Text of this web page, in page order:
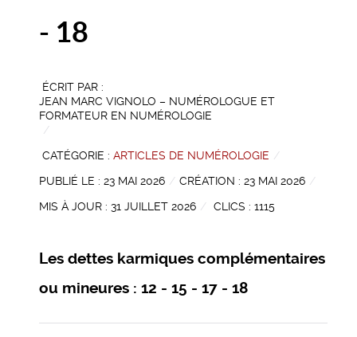
- 18
ÉCRIT PAR :
JEAN MARC VIGNOLO – NUMÉROLOGUE ET
FORMATEUR EN NUMÉROLOGIE
CATÉGORIE : ARTICLES DE NUMÉROLOGIE
PUBLIÉ LE : 23 MAI 2026
CRÉATION : 23 MAI 2026
MIS À JOUR : 31 JUILLET 2026
CLICS : 1115
Les dettes karmiques complémentaires
ou mineures : 12 - 15 - 17 - 18